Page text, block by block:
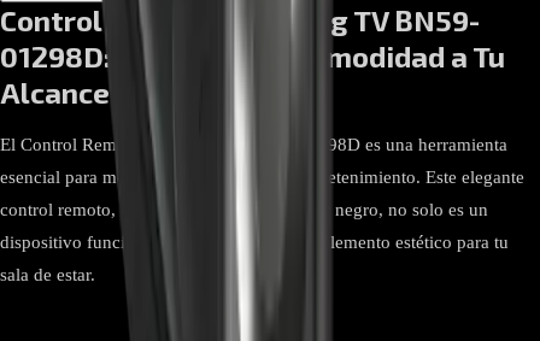
Control Remoto Samsung TV BN59-
01298D: Innovación y Comodidad a Tu
Alcance
El Control Remoto Samsung TV BN59-01298D es una herramienta
esencial para mejorar tu experiencia de entretenimiento. Este elegante
control remoto, con su diseño curvo y color negro, no solo es un
dispositivo funcional sino también un complemento estético para tu
sala de estar.